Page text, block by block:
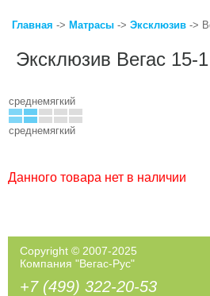
Главная -> Матрасы -> Эксклюзив ->
Эксклюзив Вегас 15-1
среднемягкий
среднемягкий
Данного товара нет в наличии
Copyright © 2007-2025
Компания "Вегас-Рус"
+7 (499) 322-20-53